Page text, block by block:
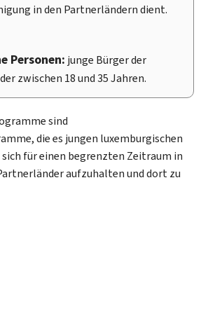
in den Partnerländern dient.
Personen: junge Bürger der
zwischen 18 und 35 Jahren.
sind
die es jungen luxemburgischen
für einen begrenzten Zeitraum in
aufzuhalten und dort zu